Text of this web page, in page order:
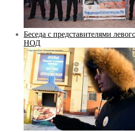
Беседа с представителями
НОД